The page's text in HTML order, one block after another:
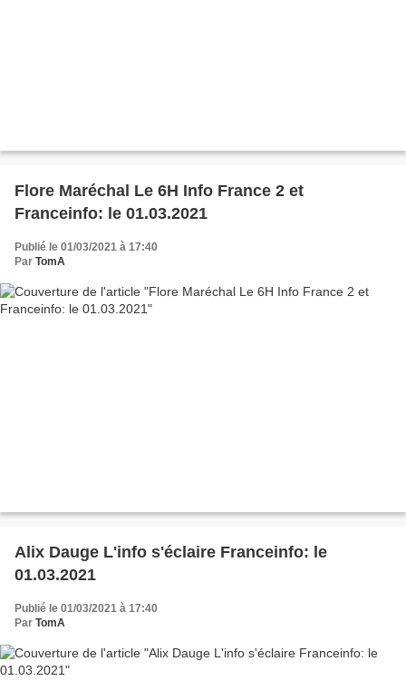
Flore Maréchal Le 6H Info France 2 et
Franceinfo: le 01.03.2021
Publié le 01/03/2021 à 17:40
Par TomA
Alix Dauge L'info s'éclaire Franceinfo: le
01.03.2021
Publié le 01/03/2021 à 17:40
Par TomA